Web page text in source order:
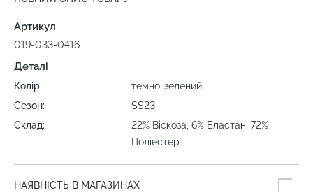
Артикул
019-033-0416
Деталі
Колір:
темно-зелений
Сезон:
SS23
Склад:
22% Віскоза, 6% Еластан, 72%
Поліестер
НАЯВНІСТЬ В МАГАЗИНАХ